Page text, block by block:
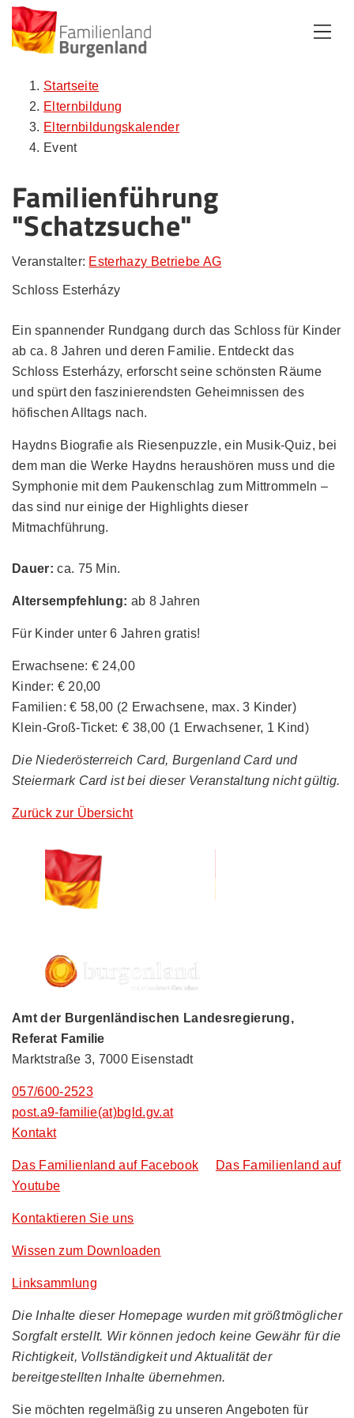
Startseite
Elternbildung
Elternbildungskalender
Event
Familienführung
"Schatzsuche"
Veranstalter: Esterhazy Betriebe AG
Schloss Esterházy
Ein spannender Rundgang durch das Schloss für Kinder
ab ca. 8 Jahren und deren Familie. Entdeckt das
Schloss Esterházy, erforscht seine schönsten Räume
und spürt den faszinierendsten Geheimnissen des
höfischen Alltags nach.
Haydns Biografie als Riesenpuzzle, ein Musik-Quiz, bei
dem man die Werke Haydns heraushören muss und die
Symphonie mit dem Paukenschlag zum Mittrommeln –
das sind nur einige der Highlights dieser
Mitmachführung.
Dauer:ca. 75 Min.
Altersempfehlung: ab 8 Jahren
Für Kinder unter 6 Jahren gratis!
Erwachsene: € 24,00
Kinder: € 20,00
Familien: € 58,00 (2 Erwachsene, max. 3 Kinder)
Klein-Groß-Ticket: € 38,00 (1 Erwachsener, 1 Kind)
Die Niederösterreich Card, Burgenland Card und
Steiermark Card ist bei dieser Veranstaltung nicht gültig.
Zurück zur Übersicht
Amt der Burgenländischen Landesregierung,
Referat Familie
Marktstraße 3, 7000 Eisenstadt
057/600-2523
post.a9-familie(at)bgld.gv.at
Kontakt
Das Familienland auf Facebook
Das Familienland auf
Youtube
Kontaktieren Sie uns
Wissen zum Downloaden
Linksammlung
Die Inhalte dieser Homepage wurden mit größtmöglicher
Sorgfalt erstellt. Wir können jedoch keine Gewähr für die
Richtigkeit, Vollständigkeit und Aktualität der
bereitgestellten Inhalte übernehmen.
Sie möchten regelmäßig zu unseren Angeboten für